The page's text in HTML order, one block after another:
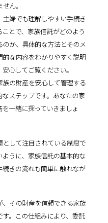
ん。
婦でも理解しやすい手続き
とで、家族信託がどのよう
か、具体的な方法とそのメ
的な内容をわかりやすく説明
心してご覧ください。
の財産を安心して管理する
ステップです。あなたの家
一緒に探っていきましょ
して注目されている制度で
うに、家族信託の基本的な
きの流れも簡単に触れなが
その財産を信頼できる家族
す。この仕組みにより、委託